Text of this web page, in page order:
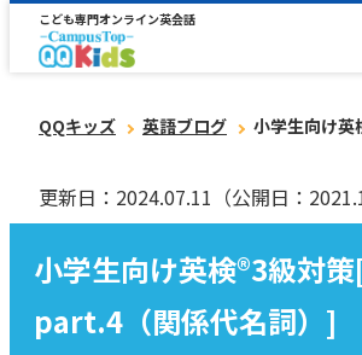
こども専門オンライン英会話
QQキッズ 英語ブログ 小学生向け英検®︎3級対
更新日：2024.07.11 （公開日：
小学生向け英検®︎3級対
part.4（関係代名詞）]